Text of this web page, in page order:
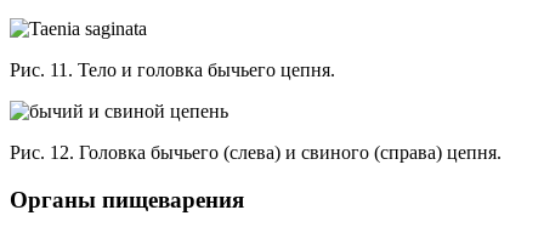
Рис. 11. Тело и головка бычьего цепня.
Рис. 12. Головка бычьего (слева) и свиного (справа) цепня.
Органы пищеварения